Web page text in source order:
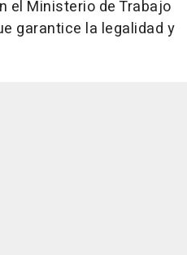
el Ministerio de Trabajo
garantice la legalidad y